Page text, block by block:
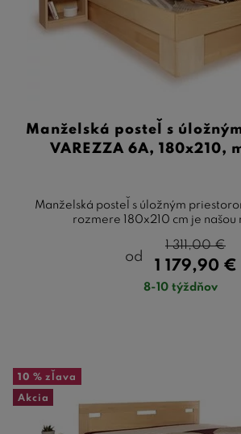
Manželská posteľ s
VAREZZA 6A, 180x210,
Manželská posteľ s úložným
rozmere 180x210 cm je našou
od
1 179,90 €
1 311,00€
8-10 týždňov
10 % zľava
Akcia